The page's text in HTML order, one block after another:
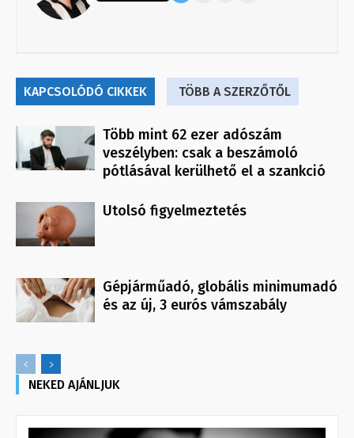
KAPCSOLÓDÓ CIKKEK TÖBB A SZERZŐTŐL
Több mint 62 ezer adószám
veszélyben: csak a beszámoló
pótlásával kerülhető el a szankció
Utolsó figyelmeztetés
Gépjárműadó, globális minimumadó
és az új, 3 eurós vámszabály
NEKED AJÁNLJUK